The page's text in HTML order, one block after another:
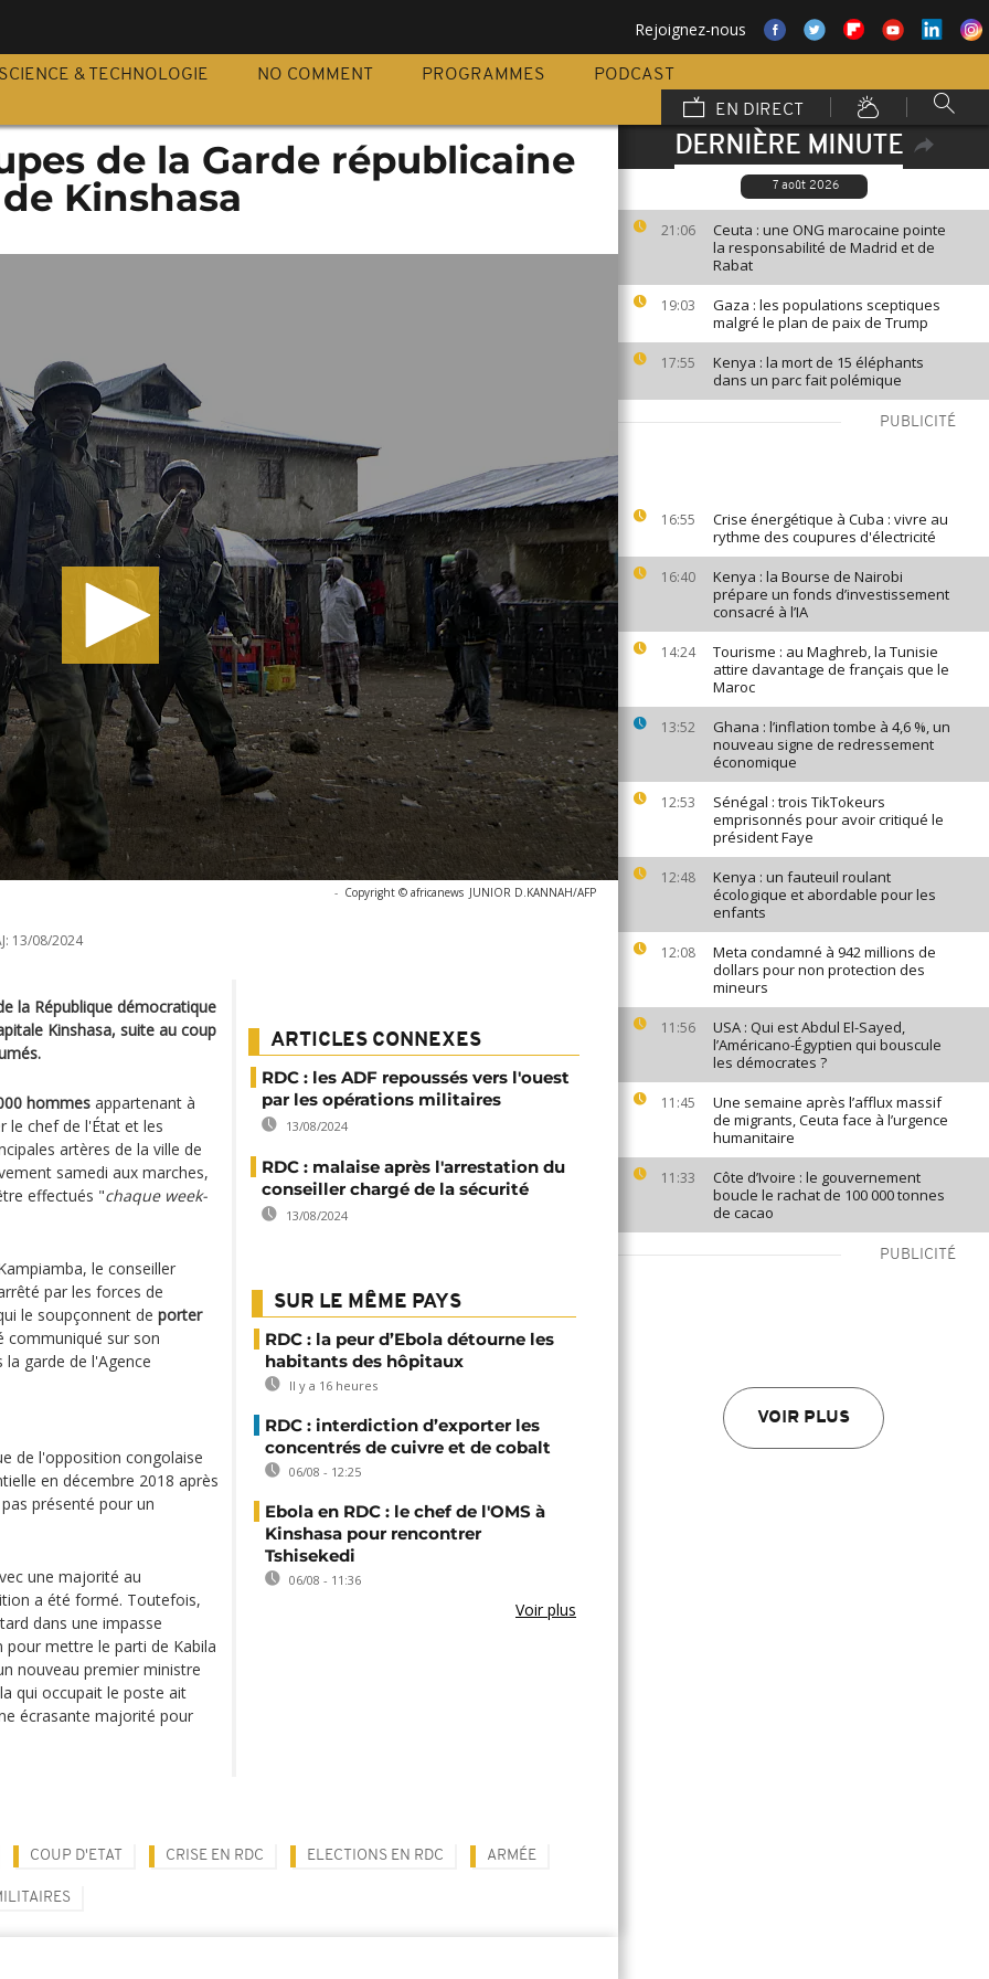
Rejoignez-nous
SCIENCE & TECHNOLOGIE NO COMMENT PROGRAMMES
PODCAST
EN DIRECT
DERNIÈRE MINUTE
7 août 2026
21:06
Ceuta : une ONG marocaine pointe
la responsabilité de Madrid et de
Rabat
19:03
Gaza : les populations sceptiques
malgré le plan de paix de Trump
17:55
Kenya : la mort de 15 éléphants
dans un parc fait polémique
PUBLICITÉ
16:55
Crise énergétique à Cuba : vivre au
rythme des coupures d'électricité
16:40
Kenya : la Bourse de Nairobi
prépare un fonds d’investissement
consacré à l’IA
14:24
Tourisme : au Maghreb, la Tunisie
attire davantage de français que le
Maroc
13:52
Ghana : l’inflation tombe à 4,6 %, un
nouveau signe de redressement
économique
12:53
Sénégal : trois TikTokeurs
emprisonnés pour avoir critiqué le
président Faye
12:48
Kenya : un fauteuil roulant
écologique et abordable pour les
enfants
12:08
Meta condamné à 942 millions de
dollars pour non protection des
mineurs
11:56
USA : Qui est Abdul El-Sayed,
l’Américano-Égyptien qui bouscule
les démocrates ?
11:45
Une semaine après l’afflux massif
de migrants, Ceuta face à l’urgence
humanitaire
11:33
Côte d’Ivoire : le gouvernement
boucle le rachat de 100 000 tonnes
de cacao
PUBLICITÉ
VOIR PLUS
de la Garde républicaine
Kinshasa
- Copyright © africanews JUNIOR D.KANNAH/AFP
13/08/2024
la République démocratique
Kinshasa, suite au coup
hommes appartenant à
le chef de l'État et les
artères de la ville de
samedi aux marches,
effectués "chaque week-
le conseiller
par les forces de
le soupçonnent de porter
communiqué sur son
garde de l'Agence
de l'opposition congolaise
en décembre 2018 après
présenté pour un
une majorité au
a été formé. Toutefois,
dans une impasse
mettre le parti de Kabila
nouveau premier ministre
qui occupait le poste ait
écrasante majorité pour
ARTICLES CONNEXES
RDC : les ADF repoussés vers l'ouest
par les opérations militaires
13/08/2024
RDC : malaise après l'arrestation du
conseiller chargé de la sécurité
13/08/2024
SUR LE MÊME PAYS
RDC : la peur d’Ebola détourne les
habitants des hôpitaux
Il y a 16 heures
RDC : interdiction d’exporter les
concentrés de cuivre et de cobalt
06/08 - 12:25
Ebola en RDC : le chef de l'OMS à
Kinshasa pour rencontrer
Tshisekedi
06/08 - 11:36
Voir plus
COUP D'ETAT CRISE EN RDC ELECTIONS EN RDC ARMÉE